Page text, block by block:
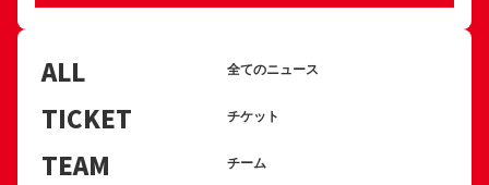
ALL 全てのニュース
TICKET チケット
TEAM チーム